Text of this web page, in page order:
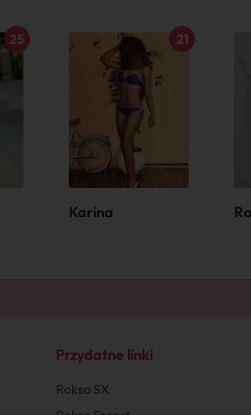
25
Karina
21
Przydatne linki
Roksa SX